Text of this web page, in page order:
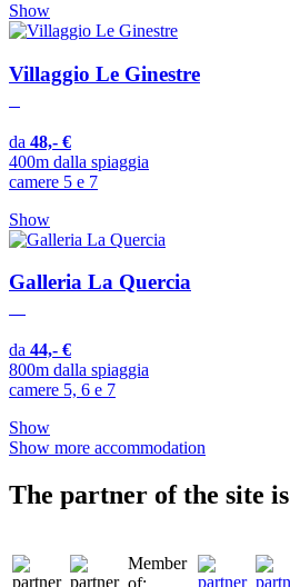
Show
Villaggio Le Ginestre
da 48,- €
400m dalla spiaggia
camere 5 e 7
Show
Galleria La Quercia
da 44,- €
800m dalla spiaggia
camere 5, 6 e 7
Show
Show more accommodation
The partner of the site is
Member
of: